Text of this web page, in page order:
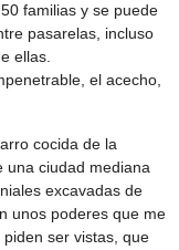
familias y se puede
pasarelas, incluso
ellas.
el acecho,
cocida de la
una ciudad mediana
excavadas de
unos poderes que me
ser vistas, que